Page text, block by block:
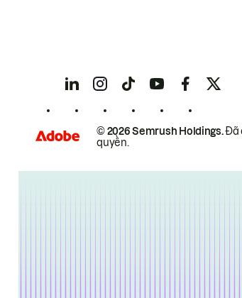
© 2026 Semrush Holdings.Đã
quyền.